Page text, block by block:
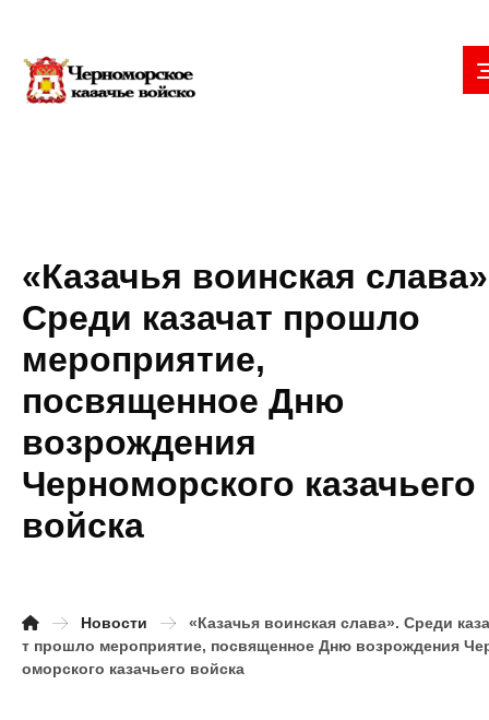
«Казачья воинская
Среди казачат прошло
мероприятие,
посвященное Дню
возрождения
Черноморского казачьего
войска
Новости
«Казачья воинская слава». Среди
т прошло мероприятие, посвященное Дню возрождения
оморского казачьего войска